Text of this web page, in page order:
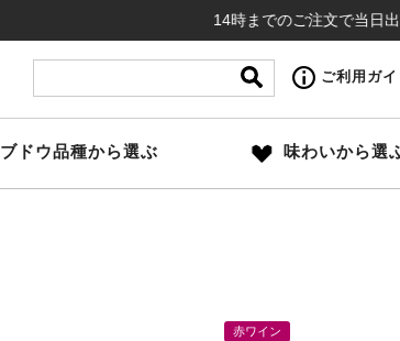
14時までのご注文で当日出荷（日
ご利用ガイ
ブドウ品種から選ぶ 味わいから選
赤ワイン